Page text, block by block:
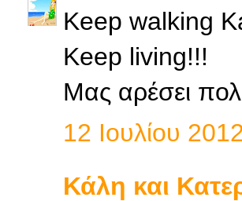
Keep walking
Keep living!!!
Μας αρέσει
12 Ιουλίου
Κάλη και